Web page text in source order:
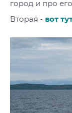
город и про
Вторая - вот